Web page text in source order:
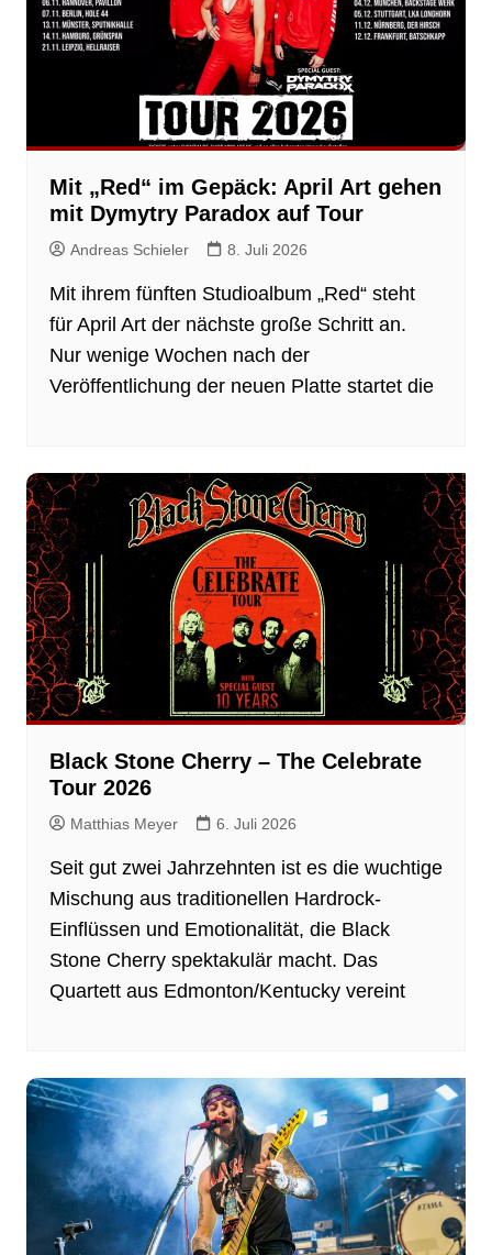
Mit „Red“ im Gepäck: April Art gehen
mit Dymytry Paradox auf Tour
Andreas Schieler 8. Juli 2026
Mit ihrem fünften Studioalbum „Red“ steht
für April Art der nächste große Schritt an.
Nur wenige Wochen nach der
Veröffentlichung der neuen Platte startet die
Black Stone Cherry – The Celebrate
Tour 2026
Matthias Meyer 6. Juli 2026
Seit gut zwei Jahrzehnten ist es die wuchtige
Mischung aus traditionellen Hardrock-
Einflüssen und Emotionalität, die Black
Stone Cherry spektakulär macht. Das
Quartett aus Edmonton/Kentucky vereint